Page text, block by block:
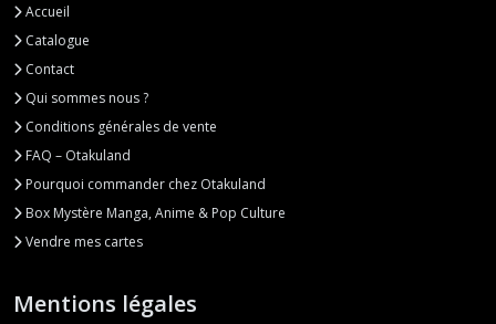
Accueil
Catalogue
Contact
Qui sommes nous ?
Conditions générales de vente
FAQ – Otakuland
Pourquoi commander chez Otakuland
Box Mystère Manga, Anime & Pop Culture
Vendre mes cartes
Mentions légales